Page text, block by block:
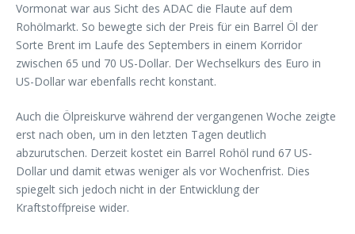
Vormonat war aus Sicht des ADAC die Flaute auf dem
Rohölmarkt. So bewegte sich der Preis für ein Barrel Öl der
Sorte Brent im Laufe des Septembers in einem Korridor
zwischen 65 und 70 US-Dollar. Der Wechselkurs des Euro in
US-Dollar war ebenfalls recht konstant.
Auch die Ölpreiskurve während der vergangenen Woche zeigte
erst nach oben, um in den letzten Tagen deutlich
abzurutschen. Derzeit kostet ein Barrel Rohöl rund 67 US-
Dollar und damit etwas weniger als vor Wochenfrist. Dies
spiegelt sich jedoch nicht in der Entwicklung der
Kraftstoffpreise wider.